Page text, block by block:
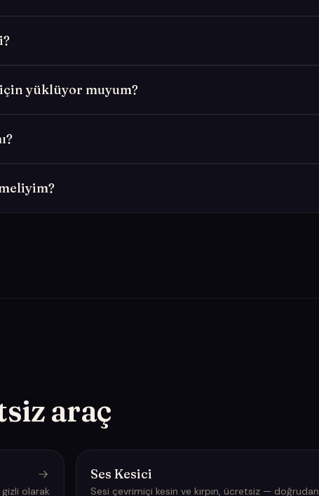
yüklüyor muyum?
araç
olarak
Ses Kesici
Sesi çevrimiçi kesin ve kırpın, ücretsiz — doğrudan